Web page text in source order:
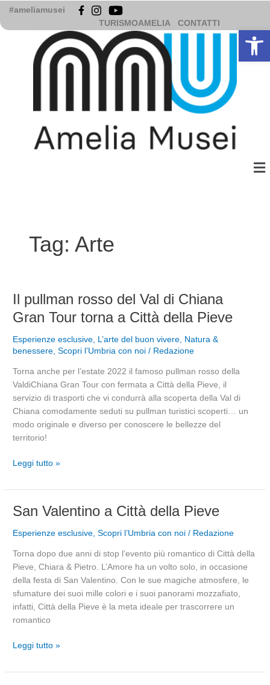
Vai
contenuto
#ameliamusei
TURISMOAMELIA
CONTATTI
Tag:Arte
Il pullman rosso del Val di Chiana
Gran Tour torna a Città della Pieve
Esperienze esclusive, L’arte del buon vivere, Natura &
benessere,Scopri l’Umbria con noi / Redazione
Torna anche per l’estate 2022 il famoso pullman rosso della
ValdiChiana Gran Tour con fermata a Città della Pieve, il
servizio di trasporti che vi condurrà alla scoperta della Val di
Chiana comodamente seduti su pullman turistici scoperti… un
modo originale e diverso per conoscere le bellezze del
territorio!
Il
pullman
rosso
del
Val
Chiana
Gran
Tour
torna
a
Città
Pieve
Leggi tutto »
San Valentino a Città della Pieve
Esperienze esclusive,Scopri l’Umbria con noi / Redazione
Torna dopo due anni di stop l’evento più romantico di Città della
Pieve, Chiara & Pietro. L’Amore ha un volto solo, in occasione
della festa di San Valentino. Con le sue magiche atmosfere, le
sfumature dei suoi mille colori e i suoi panorami mozzafiato,
infatti, Città della Pieve è la meta ideale per trascorrere un
romantico
San
a
Leggi tutto »
Apri la